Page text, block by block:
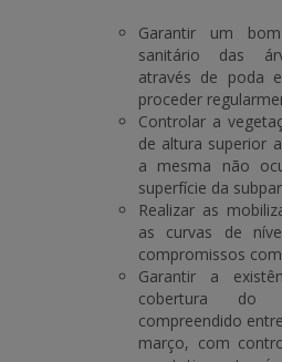
Garantir um
sanitário das
através de poda
proceder
Controlar a
de altura superior
a mesma não
superfície da
Realizar as
as curvas de
compromissos
Garantir a
cobertura
compreendido
março, com